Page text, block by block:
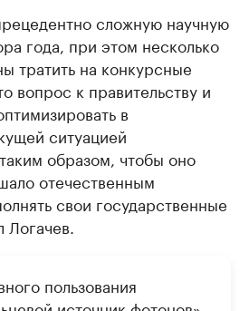
сложную научную
года, при этом несколько
тратить на конкурсные
вопрос к правительству и
в
ситуацией
образом, чтобы оно
отечественным
свои государственные
пользования